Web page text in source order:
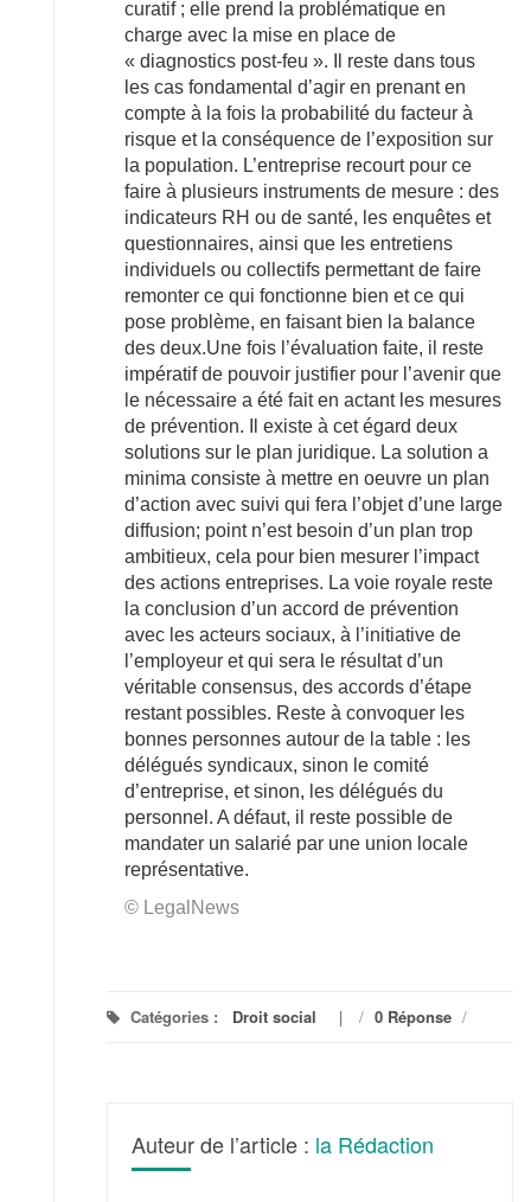
curatif ; elle prend la problématique en
charge avec la mise en place de
« diagnostics post-feu ». Il reste dans tous
les cas fondamental d’agir en prenant en
compte à la fois la probabilité du facteur à
risque et la conséquence de l’exposition sur
la population. L’entreprise recourt pour ce
faire à plusieurs instruments de mesure : des
indicateurs RH ou de santé, les enquêtes et
questionnaires, ainsi que les entretiens
individuels ou collectifs permettant de faire
remonter ce qui fonctionne bien et ce qui
pose problème, en faisant bien la balance
des deux.Une fois l’évaluation faite, il reste
impératif de pouvoir justifier pour l’avenir que
le nécessaire a été fait en actant les mesures
de prévention. Il existe à cet égard deux
solutions sur le plan juridique. La solution a
minima consiste à mettre en oeuvre un plan
d’action avec suivi qui fera l’objet d’une large
diffusion; point n’est besoin d’un plan trop
ambitieux, cela pour bien mesurer l’impact
des actions entreprises. La voie royale reste
la conclusion d’un accord de prévention
avec les acteurs sociaux, à l’initiative de
l’employeur et qui sera le résultat d’un
véritable consensus, des accords d’étape
restant possibles. Reste à convoquer les
bonnes personnes autour de la table : les
délégués syndicaux, sinon le comité
d’entreprise, et sinon, les délégués du
personnel. A défaut, il reste possible de
mandater un salarié par une union locale
représentative.
© LegalNews
Catégories : Droit social / 0 Réponse /
Auteur de l’article : la Rédaction